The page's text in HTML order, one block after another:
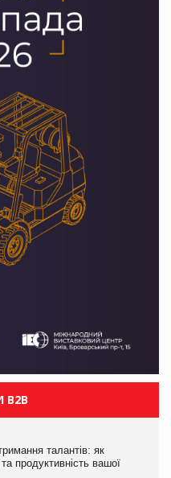
талантів: як
продуктивність вашої